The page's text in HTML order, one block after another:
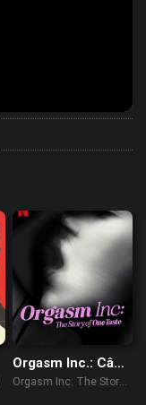
Orgasm Inc.: Câu
chuyện về
Orgasm Inc: The Story